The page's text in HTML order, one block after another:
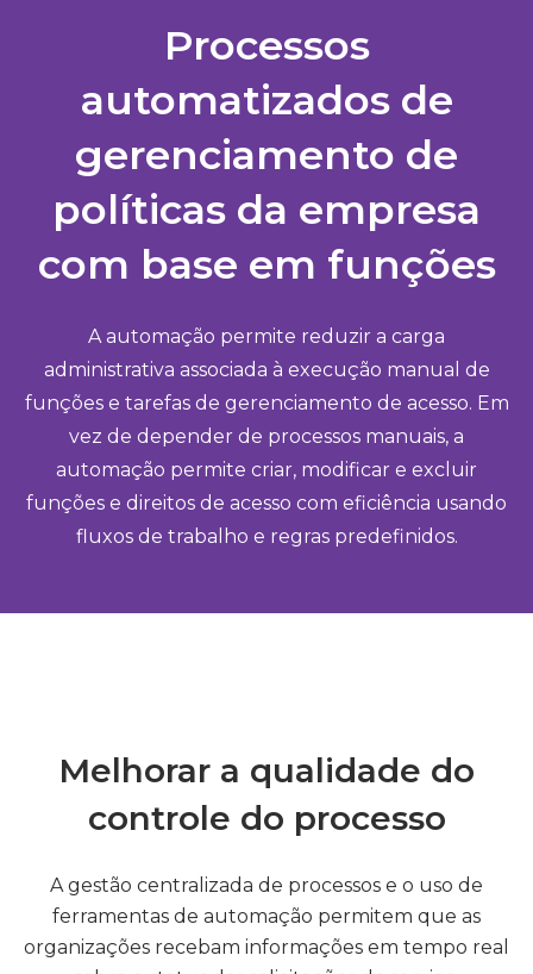
Processos
automatizados de
gerenciamento de
políticas da empresa
com base em funções
A automação permite reduzir a carga
administrativa associada à execução manual de
funções e tarefas de gerenciamento de acesso. Em
vez de depender de processos manuais, a
automação permite criar, modificar e excluir
funções e direitos de acesso com eficiência usando
fluxos de trabalho e regras predefinidos.
Melhorar a qualidade do
controle do processo
A gestão centralizada de processos e o uso de
ferramentas de automação permitem que as
organizações recebam informações em tempo real